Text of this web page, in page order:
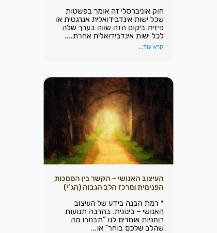
חוק אוניברסלי זה אומר בפשטות
שכל ישות אינדבידואלית אנרגטית או
פיזית ביקום הזה שווה בערך שלה
לכל ישות אינדבידואלית אחרת....
קרא עוד...
העיצוב האנושי – הקשר בין הסמכות
הפנימית ומרכז הלב הגבוה (הג’י)
* רמת הבנה בידע של העיצוב
האנושי – בינונית. בהרבה תנועות
רוחניות אומרים לנו “תבחרו מה
שהלב שלכם בוחר” או...